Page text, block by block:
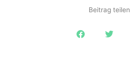
Beitrag teilen